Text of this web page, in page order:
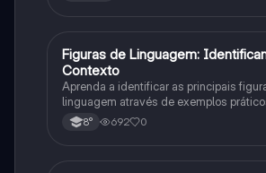
FPortuguês
Figuras de Linguagem:
Contexto
Aprenda a identificar as principais
linguagem através de exemplos
8° 692 0